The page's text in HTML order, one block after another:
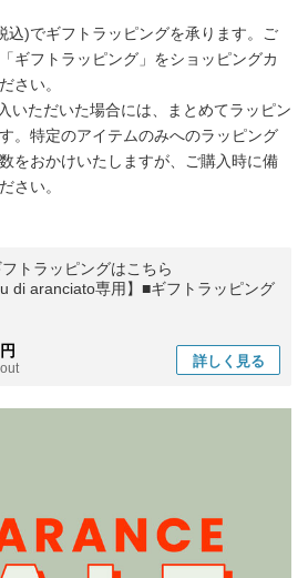
込)でギフトラッピングを承ります。ご
ギフトラッピング」をショッピングカ
さい。
いただいた場合には、まとめてラッピン
。特定のアイテムのみへのラッピング
をおかけいたしますが、ご購入時に備
さい。
トラッピングはこちら
di aranciato専用】■ギフトラッピング
詳しく 見る